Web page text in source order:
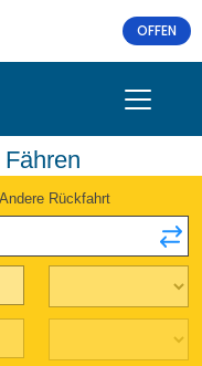
OFFEN
Andere Rückfahrt